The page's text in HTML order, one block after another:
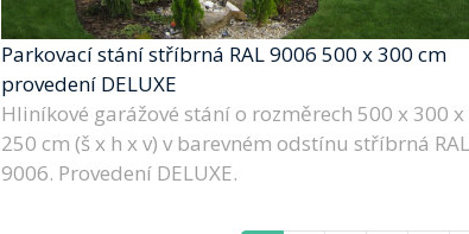
Parkovací stání stříbrná RAL 9006 500 x 300 cm
provedení DELUXE
Hliníkové garážové stání o rozměrech 500 x 300 x
250 cm (š x h x v) v barevném odstínu stříbrná RAL
9006. Provedení DELUXE.